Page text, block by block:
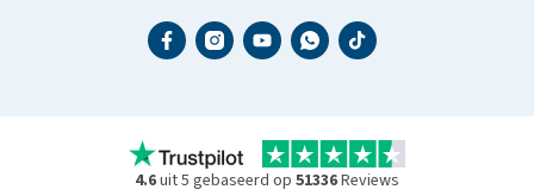
4.6uit 5 gebaseerd op 51336Reviews